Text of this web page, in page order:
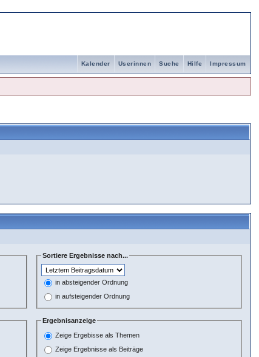
Impressum
Hilfe
Suche
Userinnen
Kalender
Sortiere Ergebnisse nach...
in absteigender Ordnung
in aufsteigender Ordnung
Ergebnisanzeige
Zeige Ergebisse als Themen
Zeige Ergebnisse als Beiträge